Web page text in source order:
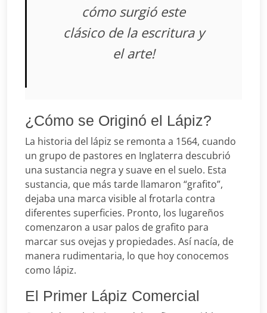
cómo surgió este
clásico de la escritura y
el arte!
¿Cómo se Originó el Lápiz?
La historia del lápiz se remonta a 1564, cuando
un grupo de pastores en Inglaterra descubrió
una sustancia negra y suave en el suelo. Esta
sustancia, que más tarde llamaron “grafito”,
dejaba una marca visible al frotarla contra
diferentes superficies. Pronto, los lugareños
comenzaron a usar palos de grafito para
marcar sus ovejas y propiedades. Así nacía, de
manera rudimentaria, lo que hoy conocemos
como lápiz.
El Primer Lápiz Comercial